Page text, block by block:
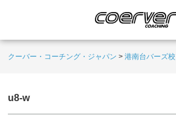
クーバー・コーチング・ジャパン >港南台バーズ校
u8-w